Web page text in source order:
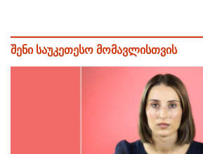
შენი საუკეთესო მომავლისთვის